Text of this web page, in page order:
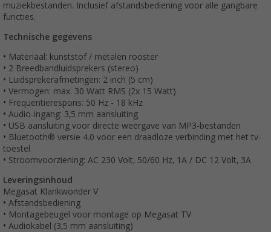
muziekbestanden. Inclusief afstandsbediening voor alle gangbare
functies.
Technische gegevens
• Materiaal: kunststof / metalen rooster
• 2 Breedbandluidsprekers (stereo)
• Luidsprekerafmetingen: 2 inch (5 cm)
• Vermogen: max. 30 Watt RMS (2x 15 Watt)
• Frequentierespons: 50 Hz - 18 kHz
• Audio-ingang: 3,5 mm aansluiting
• USB aansluiting voor directe weergave van MP3-bestanden
• Bluetooth® versie 4.0 voor een draadloze verbinding met het tv-
toestel
• Stroomvoorziening: AC 230 Volt, 50/60 Hz, 1A / DC 12 Volt, 3A
Leveringsinhoud
Megasat Klankwonder V
• Afstandsbediening
• Montagebeugel voor montage op Megasat TV
• Audiokabel (3,5 mm aansluiting)